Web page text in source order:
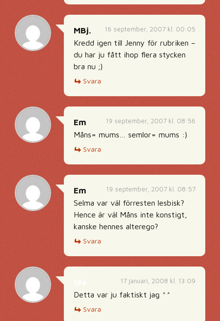
16 september, 2007 kl. 00:05
MBj.
Kredd igen till Jenny för rubriken –
du har ju fått ihop flera stycken
bra nu ;)
Svara
19 september, 2007 kl. 08:56
Em
Måns= mums… semlor= mums :)
Svara
19 september, 2007 kl. 08:57
Em
Selma var väl förresten lesbisk?
Hence är väl Måns inte konstigt,
kanske hennes alterego?
Svara
17 januari, 2008 kl. 13:09
Detta var ju faktiskt jag ^^
Svara